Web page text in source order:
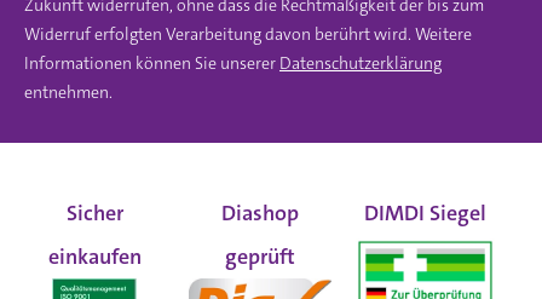
Zukunft widerrufen, ohne dass die Rechtmäßigkeit der bis zum
Widerruf erfolgten Verarbeitung davon berührt wird. Weitere
Informationen können Sie unserer Datenschutzerklärung
entnehmen.
Sicher
einkaufen
Diashop
geprüft
DIMDI Siegel